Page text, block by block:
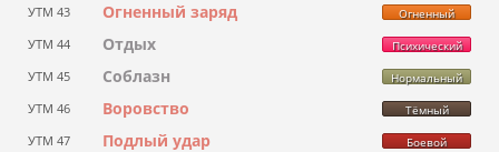
УТМ 43 Огненный заряд Огненный
УТМ 44 Отдых Психический
УТМ 45 Соблазн Нормальный
УТМ 46 Воровство Тёмный
УТМ 47 Подлый удар Боевой